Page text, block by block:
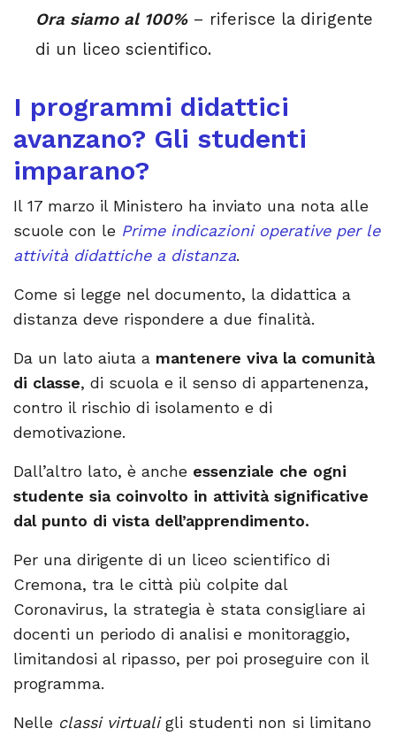
Ora siamo al 100%– riferisce la dirigente
di un liceo scientifico.
I programmi didattici
avanzano? Gli studenti
imparano?
Il 17 marzo il Ministero ha inviato una nota alle
scuole con le Prime indicazioni operative per le
attività didattiche a distanza.
Come si legge nel documento, la didattica a
distanza deve rispondere a due finalità.
Da un lato aiuta a mantenere viva la comunità
di classe, di scuola e il senso di appartenenza,
contro il rischio di isolamento e di
demotivazione.
Dall’altro lato, è anche essenziale che ogni
studente sia coinvolto in attività significative
dal punto di vista dell’apprendimento.
Per una dirigente di un liceo scientifico di
Cremona, tra le città più colpite dal
Coronavirus, la strategia è stata consigliare ai
docenti un periodo di analisi e monitoraggio,
limitandosi al ripasso, per poi proseguire con il
programma.
Nelle classivirtualigli studenti non si limitano